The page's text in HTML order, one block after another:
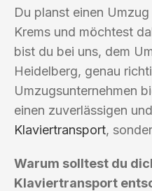
Du planst einen
Krems und möchtest
bist du bei uns, dem
Heidelberg, genau
Umzugsunternehmen
einen zuverlässigen
Klaviertransport,
Warum solltest du
Klaviertransport